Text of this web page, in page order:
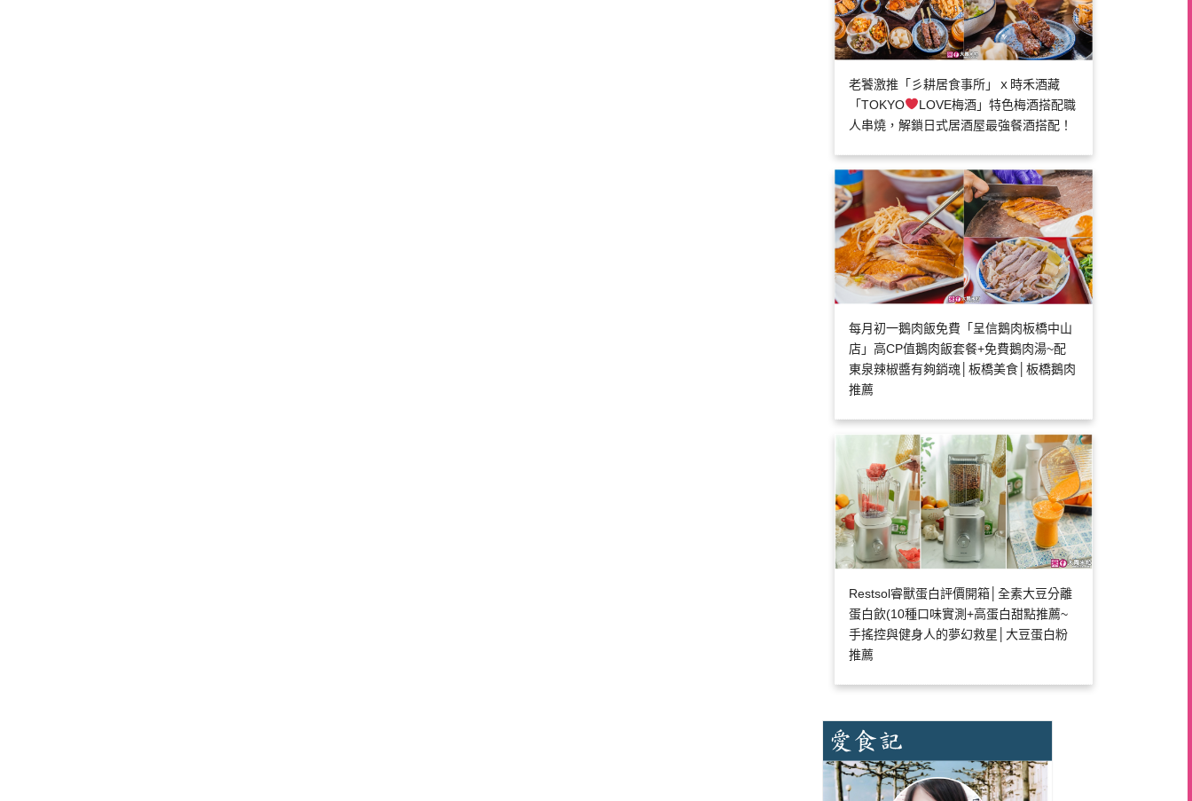
老饕激推「彡耕居食事所」ｘ時禾酒藏
「TOKYO
LOVE梅酒」特色梅酒搭配職
人串燒，解鎖日式居酒屋最強餐酒搭配！
每月初一鵝肉飯免費「呈信鵝肉板橋中山
店」高CP值鵝肉飯套餐+免費鵝肉湯~配
東泉辣椒醬有夠銷魂│板橋美食│板橋鵝肉
推薦
Restsol睿獸蛋白評價開箱│全素大豆分離
蛋白飲(10種口味實測+高蛋白甜點推薦~
手搖控與健身人的夢幻救星│大豆蛋白粉
推薦